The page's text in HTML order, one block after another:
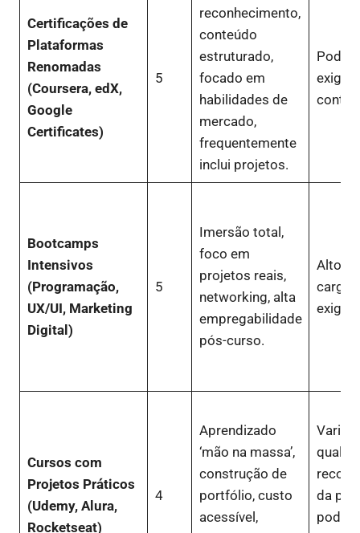
Certificações de
Plataformas
Renomadas
(Coursera, edX,
Google
Certificates)
5
reconhecimento,
conteúdo
estruturado,
focado em
habilidades de
mercado,
frequentemente
inclui projetos.
Pode
exige
Bootcamps
Intensivos
(Programação,
UX/UI, Marketing
Digital)
5
Imersão total,
foco em
projetos reais,
networking, alta
empregabilidade
pós-curso.
Alto
carga
Cursos com
Projetos Práticos
(Udemy, Alura,
Rocketseat)
4
Aprendizado
‘mão na massa’,
construção de
portfólio, custo
acessível,
da
pode